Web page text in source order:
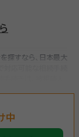
探すなら、日本最大
、相続手続きに強い
中